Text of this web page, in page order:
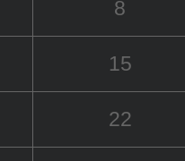
8
15
22